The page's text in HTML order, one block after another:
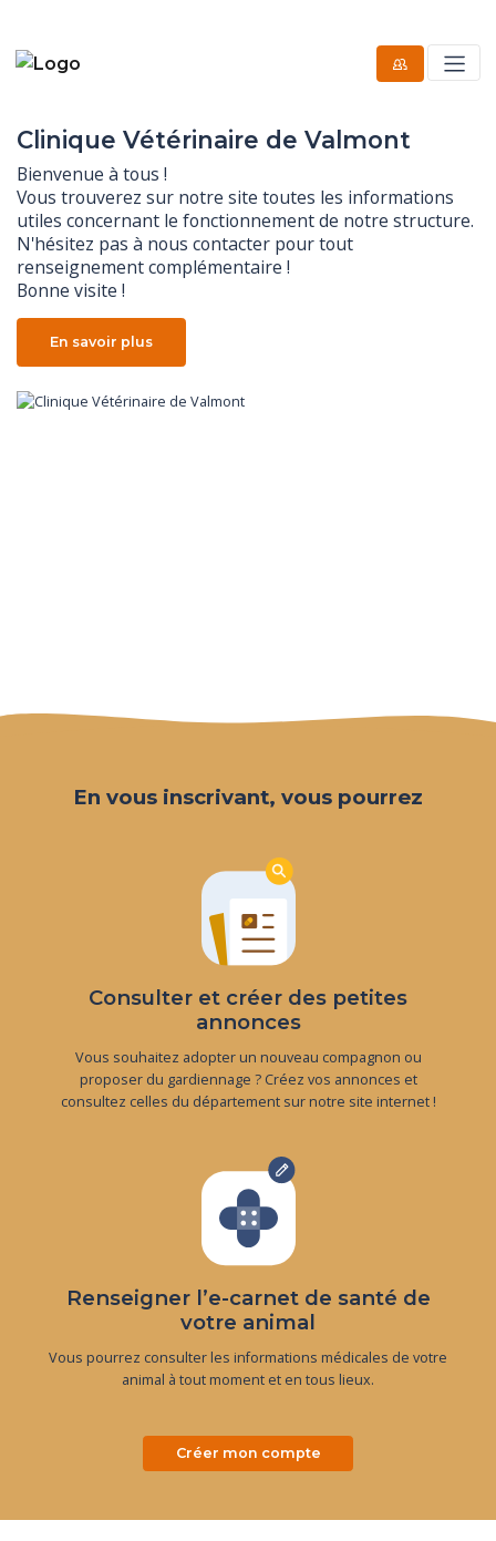
Clinique Vétérinaire de Valmont
Bienvenue à tous !
Vous trouverez sur notre site toutes les informations
utiles concernant le fonctionnement de notre structure.
N'hésitez pas à nous contacter pour tout
renseignement complémentaire !
Bonne visite !
En savoir plus
En vous inscrivant, vous pourrez
Consulter et créer des petites
annonces
Vous souhaitez adopter un nouveau compagnon ou
proposer du gardiennage ? Créez vos annonces et
consultez celles du département sur notre site internet !
Renseigner l’e-carnet de santé de
votre animal
Vous pourrez consulter les informations médicales de votre
animal à tout moment et en tous lieux.
Créer mon compte